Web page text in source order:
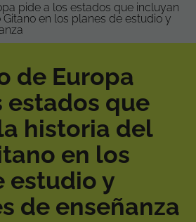
pide a los estados que incluyan
en los planes de estudio y
de Europa
estados que
historia del
en los
estudio y
de enseñanza